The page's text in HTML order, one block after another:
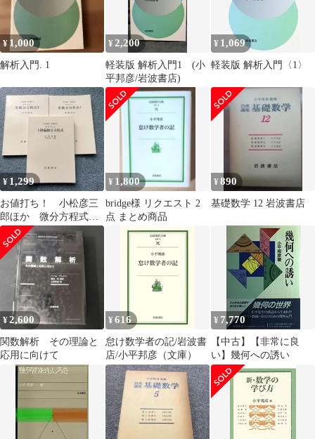
¥ 1,000
解析入門. 1
¥ 2,200
軽装版 解析入門1 (小
平邦彦/岩波書店)
¥ 1,069
軽装版 解析入門〈1〉
¥ 1,299
お値打ち！ 小松彦三
郎ほか 微分方程式
偏微分方程式 基礎数
学 岩波書店
¥ 1,800
bridge様 リクエスト 2
点 まとめ商品
¥890
基礎数学 12 岩波書店
¥2,600
関数解析 その理論と
応用に向けて
¥616
怠け数学者の記/岩波書
店/小平邦彦（文庫）
¥ 7,770
【中古】【非常に良
い】幾何への誘い